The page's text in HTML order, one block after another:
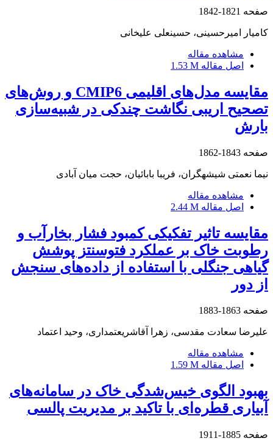
صفحه 1821-1842
کامیار امیرحسینی، حسینعلی علیخانی
مشاهده مقاله
اصل مقاله 1.53 M
مقایسه مدل‌های اقلیمی CMIP6 و روش‌های
تصحیح اریبی نگاشت چندکی در شبیه‌سازی
بارش
صفحه 1843-1862
نیما نعمتی شیشهگران، فریبا بابائیان، حجت میان آبادی
مشاهده مقاله
اصل مقاله 2.44 M
مقایسه تاثیر تفکیکی کمبود فشار بخارآب و
رطوبت خاک بر عملکرد فتوسنتز پوشش
گیاهی جنگلی با استفاده از داده‌های سنجش
از دور
صفحه 1863-1883
علیرضا سعادت مقدسی، زهرا آقاشریعتمداری، وحید اعتماد
مشاهده مقاله
اصل مقاله 1.59 M
بهبود الگوی خیس‌شدگی خاک در سامانه‌های
آبیاری قطره‌ای با تاکید بر مدیریت پالسی
صفحه 1885-1911